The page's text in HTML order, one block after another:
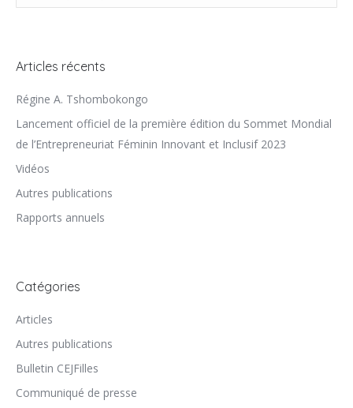
Articles récents
Régine A. Tshombokongo
Lancement officiel de la première édition du Sommet Mondial
de l’Entrepreneuriat Féminin Innovant et Inclusif 2023
Vidéos
Autres publications
Rapports annuels
Catégories
Articles
Autres publications
Bulletin CEJFilles
Communiqué de presse